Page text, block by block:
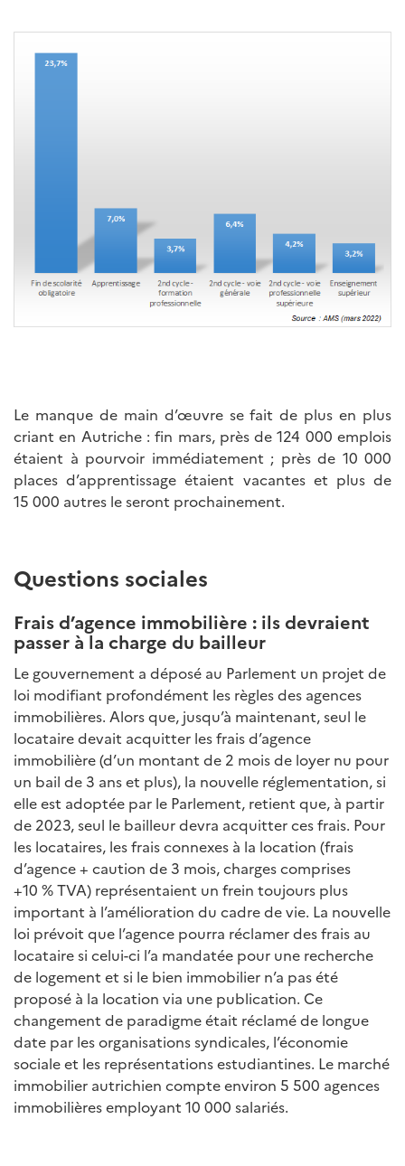
Le manque de main d’œuvre se fait de plus en plus
criant en Autriche : fin mars, près de 124 000 emplois
étaient à pourvoir immédiatement ; près de 10 000
places d’apprentissage étaient vacantes et plus de
15 000 autres le seront prochainement.
Questions sociales
Frais d’agence immobilière : ils devraient
passer à la charge du bailleur
Le gouvernement a déposé au Parlement un projet de
loi modifiant profondément les règles des agences
immobilières. Alors que, jusqu’à maintenant, seul le
locataire devait acquitter les frais d’agence
immobilière (d’un montant de 2 mois de loyer nu pour
un bail de 3 ans et plus), la nouvelle réglementation, si
elle est adoptée par le Parlement, retient que, à partir
de 2023, seul le bailleur devra acquitter ces frais. Pour
les locataires, les frais connexes à la location (frais
d’agence + caution de 3 mois, charges comprises
+10 % TVA) représentaient un frein toujours plus
important à l’amélioration du cadre de vie. La nouvelle
loi prévoit que l’agence pourra réclamer des frais au
locataire si celui-ci l’a mandatée pour une recherche
de logement et si le bien immobilier n’a pas été
proposé à la location via une publication. Ce
changement de paradigme était réclamé de longue
date par les organisations syndicales, l’économie
sociale et les représentations estudiantines. Le marché
immobilier autrichien compte environ 5 500 agences
immobilières employant 10 000 salariés.